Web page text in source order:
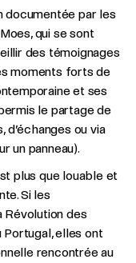
documentée par les
qui se sont
des témoignages
moments forts de
et ses
le partage de
ou via
un panneau).
plus que louable et
Si les
Révolution des
elles ont
rencontrée au